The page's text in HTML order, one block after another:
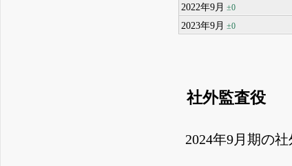
2022年9月±0
2023年9月±0
社外監査役
2024年9月期の